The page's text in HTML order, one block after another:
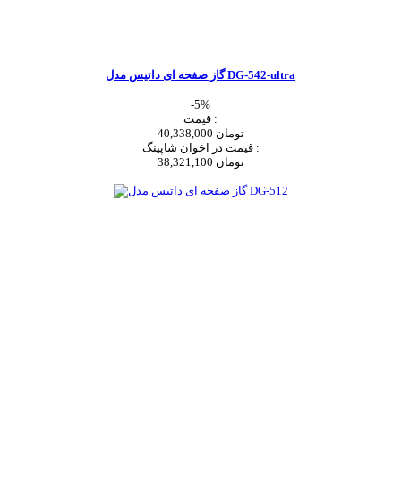
گاز صفحه ای داتیس مدل DG-542-ultra
-5%
قیمت :
40,338,000 تومان
قیمت در اخوان شاپینگ :
38,321,100 تومان